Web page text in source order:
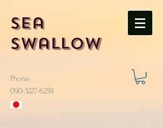
Sea
Swallow
Phone
​090-3227-6259